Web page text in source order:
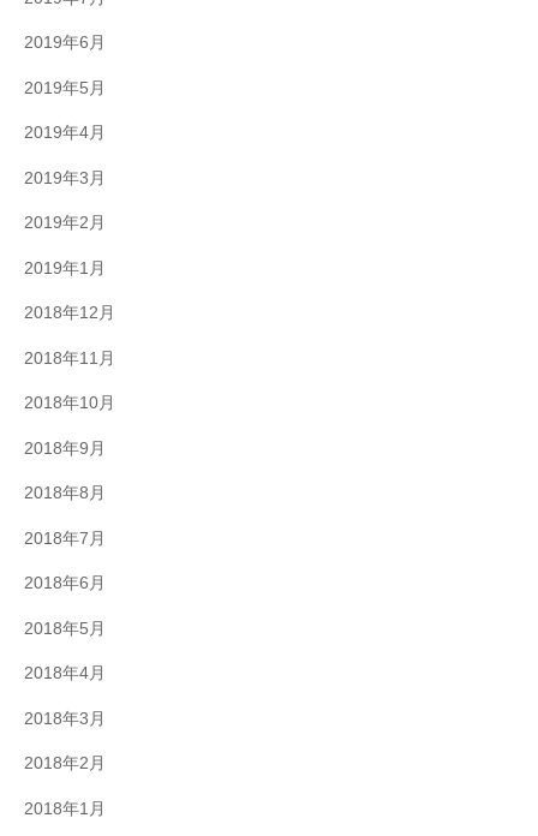
2019年6月
2019年5月
2019年4月
2019年3月
2019年2月
2019年1月
2018年12月
2018年11月
2018年10月
2018年9月
2018年8月
2018年7月
2018年6月
2018年5月
2018年4月
2018年3月
2018年2月
2018年1月